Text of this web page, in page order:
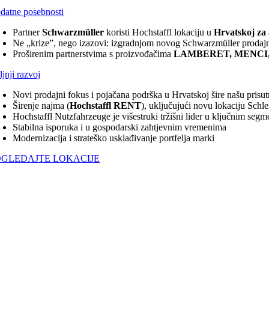
posebnosti
PartnerSchwarzmüller koristi Hochstaffl lokaciju uHrvatskoj za
Ne „krize”, nego izazovi: izgradnjom novog Schwarzmüller
Proširenim partnerstvima s proizvođačimaLAMBERET,
razvoj
Novi prodajni fokus i pojačana podrška u Hrvatskoj šire našu
Širenje najma (Hochstaffl RENT), uključujući novu lokaciju
Hochstaffl Nutzfahrzeuge je višestruki tržišni lider u ključnim
Stabilna isporuka i u gospodarski zahtjevnim vremenima
Modernizacija i strateško usklađivanje portfelja marki
LOKACIJE